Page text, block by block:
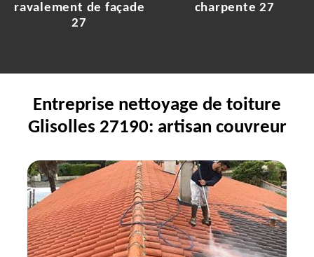
ravalement de façade
27
charpente 27
Entreprise nettoyage de toiture
Glisolles 27190: artisan couvreur